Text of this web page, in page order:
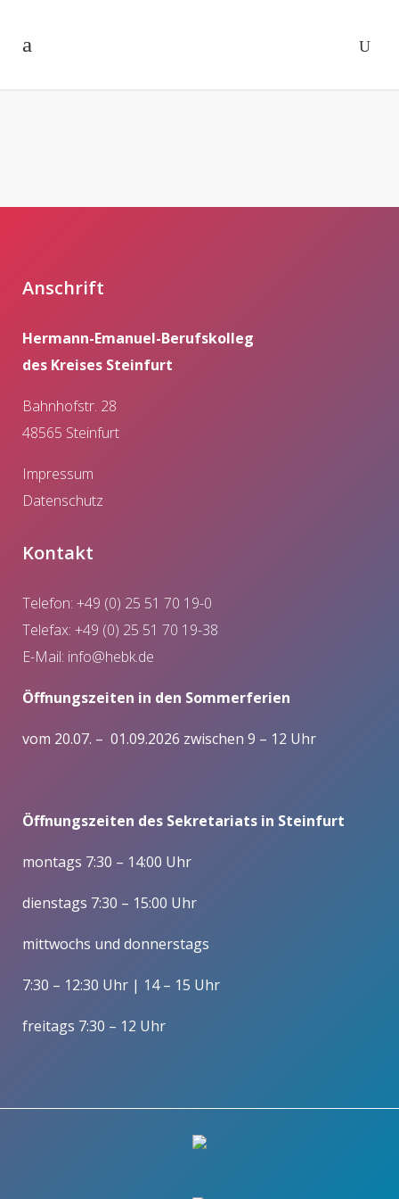
Anschrift
Hermann-Emanuel-Berufskolleg
des Kreises Steinfurt
Bahnhofstr. 28
48565 Steinfurt
Impressum
Datenschutz
Kontakt
Telefon: +49 (0) 25 51 70 19-0
Telefax: +49 (0) 25 51 70 19-38
E-Mail: info@hebk.de
Öffnungszeiten in den Sommerferien
vom 20.07. – 01.09.2026 zwischen 9 – 12 Uhr
Öffnungszeiten des Sekretariats in Steinfurt
montags 7:30 – 14:00 Uhr
dienstags 7:30 – 15:00 Uhr
mittwochs und donnerstags
7:30 – 12:30 Uhr | 14 – 15 Uhr
freitags 7:30 – 12 Uhr